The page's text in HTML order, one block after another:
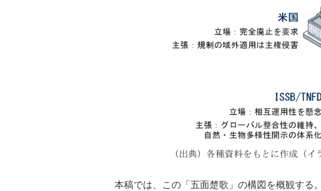
本稿では、この「五面楚歌」の構図を概観する。